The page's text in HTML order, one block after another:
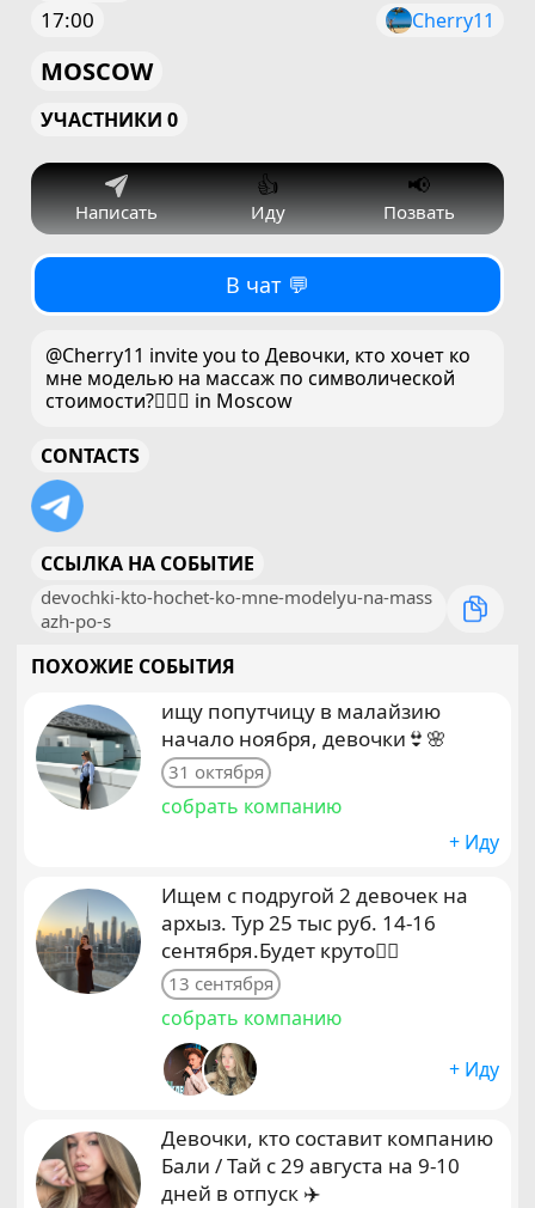
17:00
Cherry11
MOSCOW
УЧАСТНИКИ 0
Написать
👍
Иду
📢
Позвать
В чат 💬
@Cherry11 invite you to Девочки, кто хочет ко
мне моделью на массаж по символической
стоимости?💆🏻‍♀️ in Moscow
CONTACTS
ССЫЛКА НА СОБЫТИЕ
devochki-kto-hochet-ko-mne-modelyu-na-mass
azh-po-s
ПОХОЖИЕ СОБЫТИЯ
ищу попутчицу в малайзию
начало ноября, девочки👙🌸
31 октября
собрать компанию
+ Иду
Ищем с подругой 2 девочек на
архыз. Тур 25 тыс руб. 14-16
сентября.Будет круто❤️‍🔥
13 сентября
собрать компанию
+ Иду
Девочки, кто составит компанию
Бали / Тай с 29 августа на 9-10
дней в отпуск ✈️